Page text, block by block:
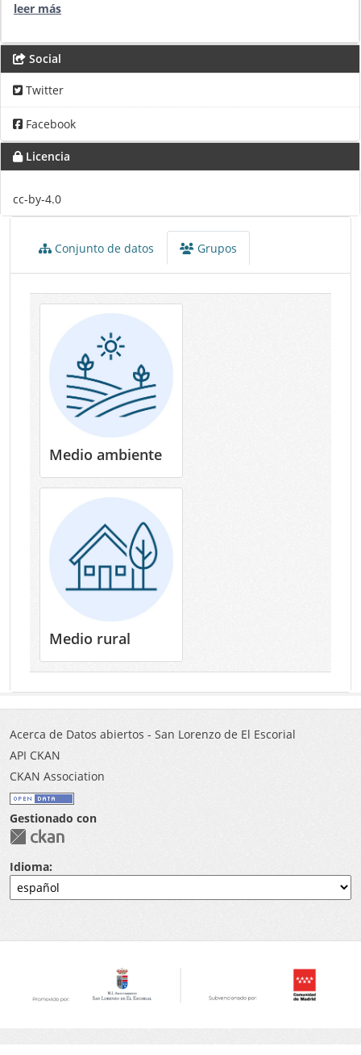
leer más
Social
Twitter
Facebook
Licencia
cc-by-4.0
Conjunto de datos Grupos
Medio ambiente
Medio rural
Acerca de Datos abiertos - San Lorenzo de El Escorial
API CKAN
CKAN Association
Gestionado con
Idioma